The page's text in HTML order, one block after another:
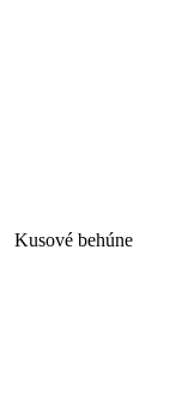
Kusové behúne